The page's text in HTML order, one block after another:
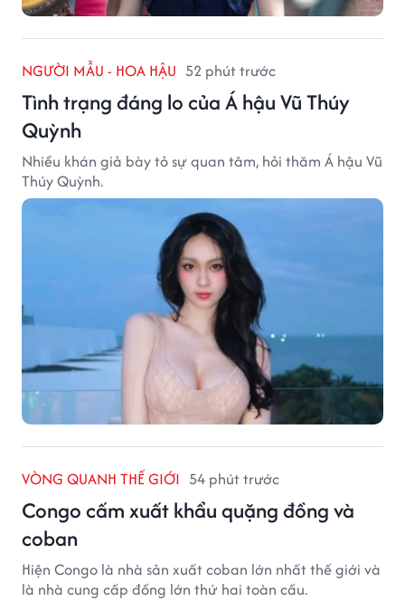
NGƯỜI MẪU - HOA HẬU 52 phút trước
Tình trạng đáng lo của Á hậu Vũ Thúy
Quỳnh
Nhiều khán giả bày tỏ sự quan tâm, hỏi thăm Á hậu Vũ
Thúy Quỳnh.
VÒNG QUANH THẾ GIỚI 54 phút trước
Congo cấm xuất khẩu quặng đồng và
coban
Hiện Congo là nhà sản xuất coban lớn nhất thế giới và
là nhà cung cấp đồng lớn thứ hai toàn cầu.